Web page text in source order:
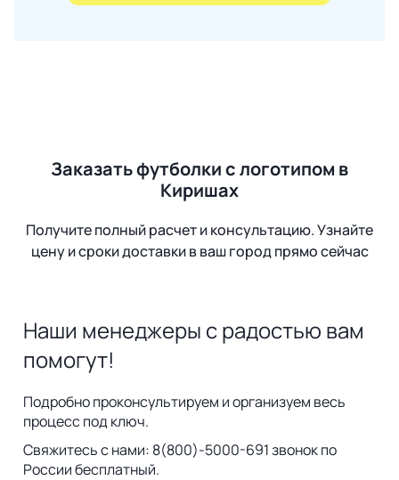
Заказать футболки с логотипом в
Киришах
Получите полный расчет и консультацию. Узнайте
цену и сроки доставки в ваш город прямо сейчас
Наши менеджеры с радостью вам
помогут!
Подробно проконсультируем и организуем весь
процесс под ключ.
Свяжитесь с нами: 8(800)-5000-691 звонок по
России бесплатный.